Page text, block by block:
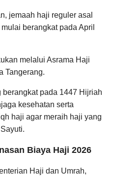
jemaah haji reguler asal
berangkat pada April
melalui Asrama Haji
Tangerang.
berangkat pada 1447 Hijriah
kesehatan serta
haji agar meraih haji yang
Biaya Haji 2026
Haji dan Umrah,